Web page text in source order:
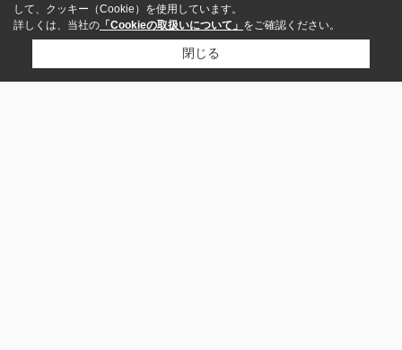
して、クッキー（Cookie）を使用しています。
詳しくは、当社の 「Cookieの取扱いについて」 をご確認ください。
閉じる